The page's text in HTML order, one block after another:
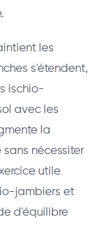
les
s'étendent,
ischio-
avec les
la
nécessiter
utile
jambiers et
d'équilibre